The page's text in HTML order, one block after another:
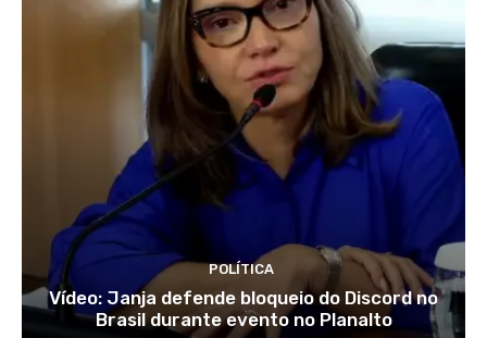
POLÍTICA
Vídeo: Janja defende bloqueio do Discord no
Brasil durante evento no Planalto